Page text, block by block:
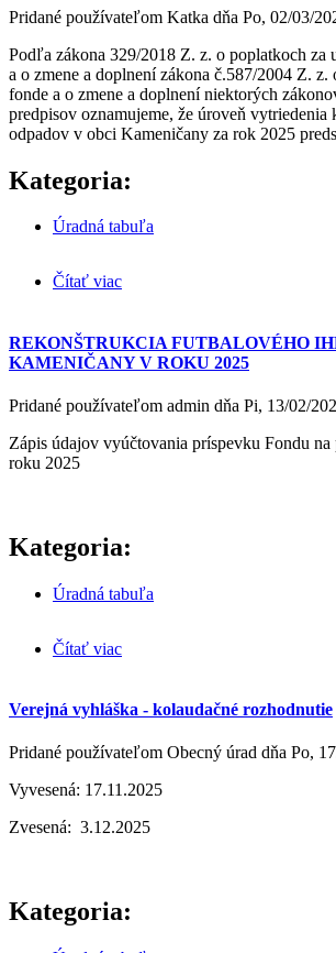
Pridané používateľom Katka dňa Po, 02/03/
Podľa zákona 329/2018 Z. z. o poplatkoch za
a o zmene a doplnení zákona č.587/2004 Z.
fonde a o zmene a doplnení niektorých
predpisov oznamujeme, že úroveň vytriedenia
odpadov v obci Kameničany za rok 2025
Kategoria:
Úradná tabuľa
Čítať viac
REKONŠTRUKCIA FUTBALOVÉHO
KAMENIČANY V ROKU 2025
Pridané používateľom admin dňa Pi, 13/02/
Zápis údajov vyúčtovania príspevku Fondu
roku 2025
Kategoria:
Úradná tabuľa
Čítať viac
Verejná vyhláška - kolaudačné rozhodnutie
Pridané používateľom Obecný úrad dňa Po,
Vyvesená: 17.11.2025
Zvesená: 3.12.2025
Kategoria: